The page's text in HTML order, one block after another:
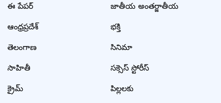
ఈ పేపర్
ఆంధ్రప్రదేశ్
తెలంగాణ
సాహితీ
క్రైమ్
జాతీయ అంతర్జాతీయ
భక్తి
సినిమా
సక్సెస్ స్టోరీస్
పిల్లలకు